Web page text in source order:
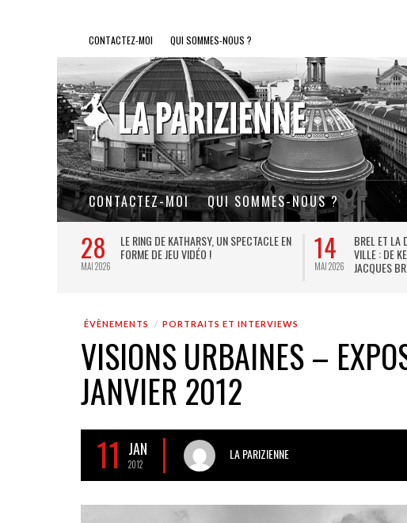
CONTACTEZ-MOI QUI SOMMES-NOUS ?
CONTACTEZ-MOI QUI SOMMES-NOUS ?
28
MAI 2026
LE RING DE KATHARSY, UN SPECTACLE EN
FORME DE JEU VIDÉO !
14
MAI 2026
BREL ET LA
VILLE : DE
JACQUES
ÉVÈNEMENTS PORTRAITS ET INTERVIEWS
VISIONS URBAINES –
JANVIER 2012
11 JAN
2012
LA PARIZIENNE